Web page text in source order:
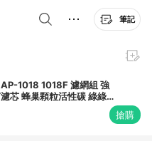
筆記
1018 1018F 濾網組 強
芯 蜂巢顆粒活性碳 綠綠
搶購